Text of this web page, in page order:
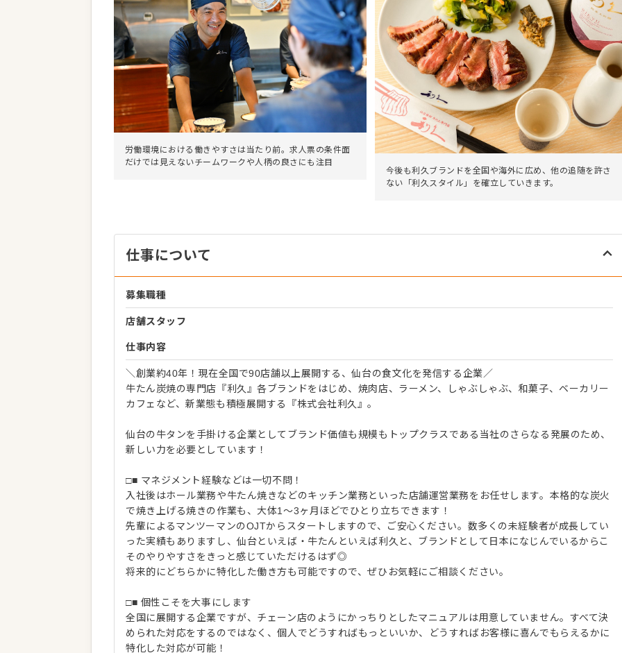
労働環境における働きやすさは当たり前。求人票の条件面
だけでは見えないチームワークや人柄の良さにも注目
今後も利久ブランドを全国や海外に広め、他の追随を許さ
ない「利久スタイル」を確立していきます。
仕事について
募集職種
店舗スタッフ
仕事内容
＼創業約40年！現在全国で90店舗以上展開する、仙台の食文化を発信する企業／
牛たん炭焼の専門店『利久』各ブランドをはじめ、焼肉店、ラーメン、しゃぶしゃぶ、和菓子、ベーカリー
カフェなど、新業態も積極展開する『株式会社利久』。
仙台の牛タンを手掛ける企業としてブランド価値も規模もトップクラスである当社のさらなる発展のため、
新しい力を必要としています！
□■ マネジメント経験などは一切不問！
入社後はホール業務や牛たん焼きなどのキッチン業務といった店舗運営業務をお任せします。本格的な炭火
で焼き上げる焼きの作業も、大体1～3ヶ月ほどでひとり立ちできます！
先輩によるマンツーマンのOJTからスタートしますので、ご安心ください。数多くの未経験者が成長してい
った実績もありますし、仙台といえば・牛たんといえば利久と、ブランドとして日本になじんでいるからこ
そのやりやすさをきっと感じていただけるはず◎
将来的にどちらかに特化した働き方も可能ですので、ぜひお気軽にご相談ください。
□■ 個性こそを大事にします
全国に展開する企業ですが、チェーン店のようにかっちりとしたマニュアルは用意していません。すべて決
められた対応をするのではなく、個人でどうすればもっといいか、どうすればお客様に喜んでもらえるかに
特化した対応が可能！